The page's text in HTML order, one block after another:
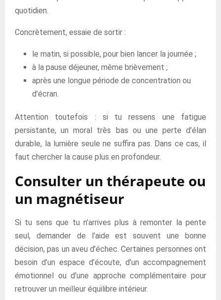
quotidien.
Concrètement, essaie de sortir :
le matin, si possible, pour bien lancer la journée ;
à la pause déjeuner, même brièvement ;
après une longue période de concentration ou
d’écran.
Attention toutefois : si tu ressens une fatigue
persistante, un moral très bas ou une perte d’élan
durable, la lumière seule ne suffira pas. Dans ce cas, il
faut chercher la cause plus en profondeur.
Consulter un thérapeute ou
un magnétiseur
Si tu sens que tu n’arrives plus à remonter la pente
seul, demander de l’aide est souvent une bonne
décision, pas un aveu d’échec. Certaines personnes ont
besoin d’un espace d’écoute, d’un accompagnement
émotionnel ou d’une approche complémentaire pour
retrouver un meilleur équilibre intérieur.